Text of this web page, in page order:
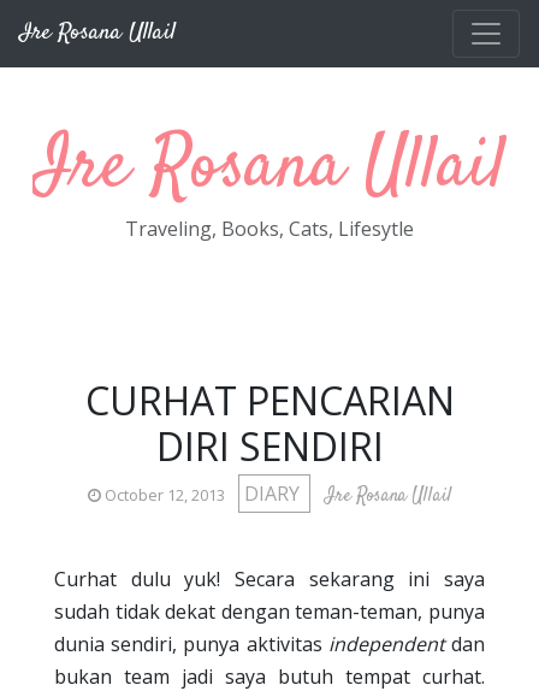
Ire Rosana Ullail
Ire Rosana Ullail
Traveling, Books, Cats, Lifesytle
CURHAT PENCARIAN
DIRI SENDIRI
October 12, 2013 DIARY Ire Rosana Ullail
Curhat dulu yuk! Secara sekarang ini saya
sudah tidak dekat dengan teman-teman, punya
dunia sendiri, punya aktivitas independentdan
bukan team jadi saya butuh tempat curhat.